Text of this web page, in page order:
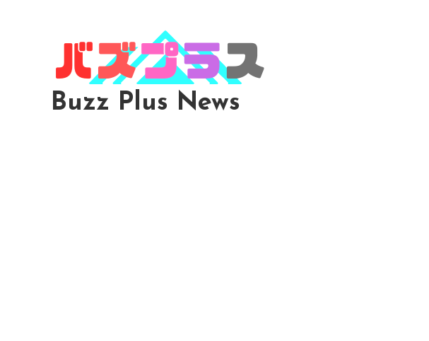
Buzz Plus News